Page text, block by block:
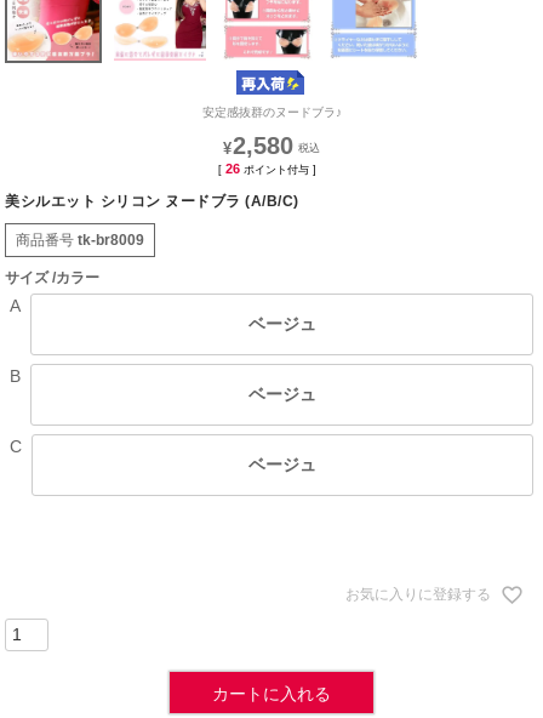
安定感抜群のヌードブラ♪
¥2,580
[ 26 ポイント付与 ]
美シルエット シリコン ヌードブラ (A/B/C)
商品番号 tk-br8009
サイズ カラー
A
ベージュ
B
ベージュ
C
ベージュ
お気に入りに登録する
カートに入れる